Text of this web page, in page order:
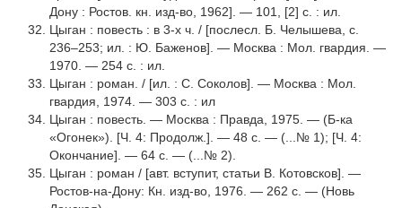
Дону : Ростов. кн. изд-во, 1962]. — 101, [2] с. : ил.
Цыган : повесть : в 3-х ч. / [послесл. Б. Челышева, с.
236–253; ил. : Ю. Баженов]. — Москва : Мол. гвардия. —
1970. — 254 с. : ил.
Цыган : роман. / [ил. : С. Соколов]. — Москва : Мол.
гвардия, 1974. — 303 с. : ил
Цыган : повесть. — Москва : Правда, 1975. — (Б-ка
«Огонек»). [Ч. 4: Продолж.]. — 48 с. — (...№ 1); [Ч. 4:
Окончание]. — 64 с. — (...№ 2).
Цыган : роман / [авт. вступит, статьи В. Котовсков]. —
Ростов-на-Дону: Кн. изд-во, 1976. — 262 с. — (Новь